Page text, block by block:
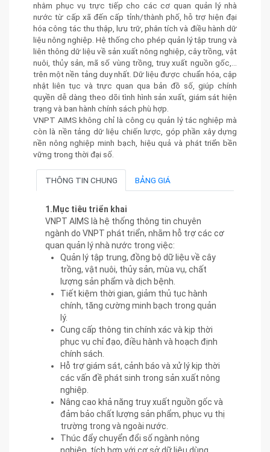
nhằm phục vụ trực tiếp cho các cơ quan quản lý nhà
nước từ cấp xã đến cấp tỉnh/thành phố, hỗ trợ hiện đại
hóa công tác thu thập, lưu trữ, phân tích và điều hành dữ
liệu nông nghiệp. Hệ thống cho phép quản lý tập trung và
liên thông dữ liệu về sản xuất nông nghiệp, cây trồng, vật
nuôi, thủy sản, mã số vùng trồng, truy xuất nguồn gốc,…
trên một nền tảng duy nhất. Dữ liệu được chuẩn hóa, cập
nhật liên tục và trực quan qua bản đồ số, giúp chính
quyền dễ dàng theo dõi tình hình sản xuất, giám sát hiện
trạng và ban hành chính sách phù hợp.
VNPT AIMS không chỉ là công cụ quản lý tác nghiệp mà
còn là nền tảng dữ liệu chiến lược, góp phần xây dựng
nền nông nghiệp minh bạch, hiệu quả và phát triển bền
vững trong thời đại số.
THÔNG TIN CHUNG BẢNG GIÁ
1.Mục tiêu triển khai
VNPT AIMS là hệ thống thông tin chuyên
ngành do VNPT phát triển, nhằm hỗ trợ các cơ
quan quản lý nhà nước trong việc:
Quản lý tập trung, đồng bộ dữ liệu về cây
trồng, vật nuôi, thủy sản, mùa vụ, chất
lượng sản phẩm và dịch bệnh.
Tiết kiệm thời gian, giảm thủ tục hành
chính, tăng cường minh bạch trong quản
lý.
Cung cấp thông tin chính xác và kịp thời
phục vụ chỉ đạo, điều hành và hoạch định
chính sách.
Hỗ trợ giám sát, cảnh báo và xử lý kịp thời
các vấn đề phát sinh trong sản xuất nông
nghiệp.
Nâng cao khả năng truy xuất nguồn gốc và
đảm bảo chất lượng sản phẩm, phục vụ thị
trường trong và ngoài nước.
Thúc đẩy chuyển đổi số ngành nông